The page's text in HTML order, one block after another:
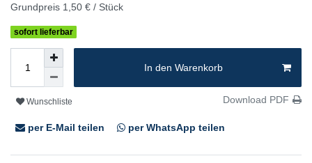
Grundpreis 1,50 € / Stück
sofort lieferbar
In den Warenkorb
Wunschliste Download PDF
per E-Mail teilen per WhatsApp teilen